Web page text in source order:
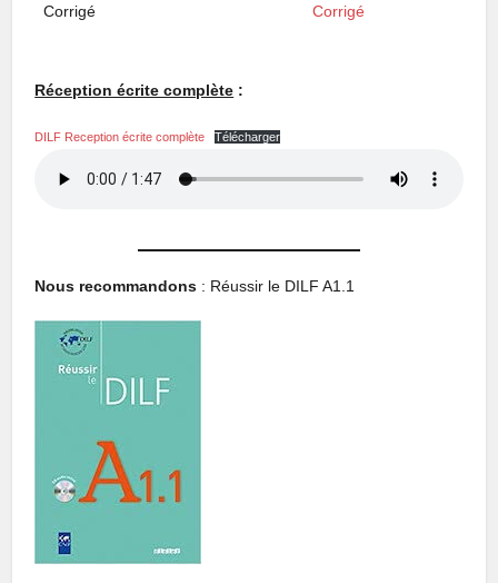
Corrigé Corrigé
Réception écrite complète :
DILF Reception écrite complète Télécharger
Nous recommandons : Réussir le DILF A1.1